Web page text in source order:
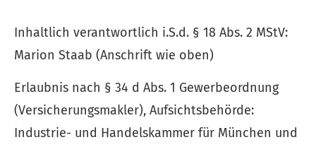
Inhaltlich verantwortlich i.S.d. § 18 Abs. 2 MStV:
Marion Staab (Anschrift wie oben)
Erlaubnis nach § 34 d Abs. 1 Gewerbeordnung
(Ver­sicherungs­makler), Aufsichtsbehörde:
Industrie- und Handelskammer für München und